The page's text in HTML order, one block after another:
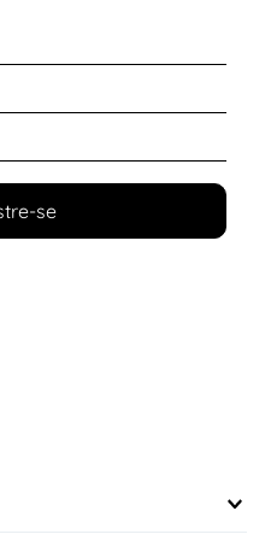
uso prolongado
pés
ocasiões
o ritmo infantil
se